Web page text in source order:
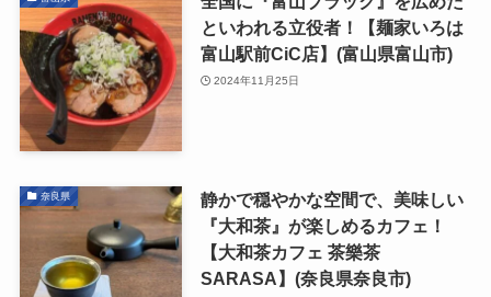
といわれる立役者！【麺家いろは
富山駅前CiC店】(富山県富山市)
2024年11月25日
奈良県
静かで穏やかな空間で、美味しい
『大和茶』が楽しめるカフェ！
【大和茶カフェ 茶樂茶
SARASA】(奈良県奈良市)